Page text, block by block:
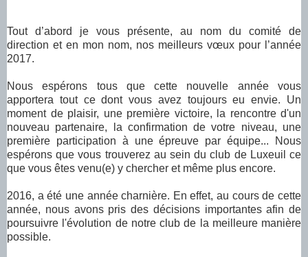
Tout d’abord je vous présente, au nom du comité de
direction et en mon nom, nos meilleurs vœux pour l’année
2017.
Nous espérons tous que cette nouvelle année vous
apportera tout ce dont vous avez toujours eu envie. Un
moment de plaisir, une première victoire, la rencontre d'un
nouveau partenaire, la confirmation de votre niveau, une
première participation à une épreuve par équipe... Nous
espérons que vous trouverez au sein du club de Luxeuil ce
que vous êtes venu(e) y chercher et même plus encore.
2016, a été une année charnière. En effet, au cours de cette
année, nous avons pris des décisions importantes afin de
poursuivre l'évolution de notre club de la meilleure manière
possible.